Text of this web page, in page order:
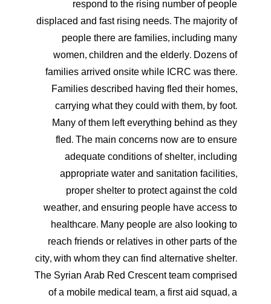
respond to the rising number of people
displaced and fast rising needs. The majority of
people there are families, including many
women, children and the elderly. Dozens of
families arrived onsite while ICRC was there.
Families described having fled their homes,
carrying what they could with them, by foot.
Many of them left everything behind as they
fled. The main concerns now are to ensure
adequate conditions of shelter, including
appropriate water and sanitation facilities,
proper shelter to protect against the cold
weather, and ensuring people have access to
healthcare. Many people are also looking to
reach friends or relatives in other parts of the
city, with whom they can find alternative shelter.
The Syrian Arab Red Crescent team comprised
of a mobile medical team, a first aid squad, a